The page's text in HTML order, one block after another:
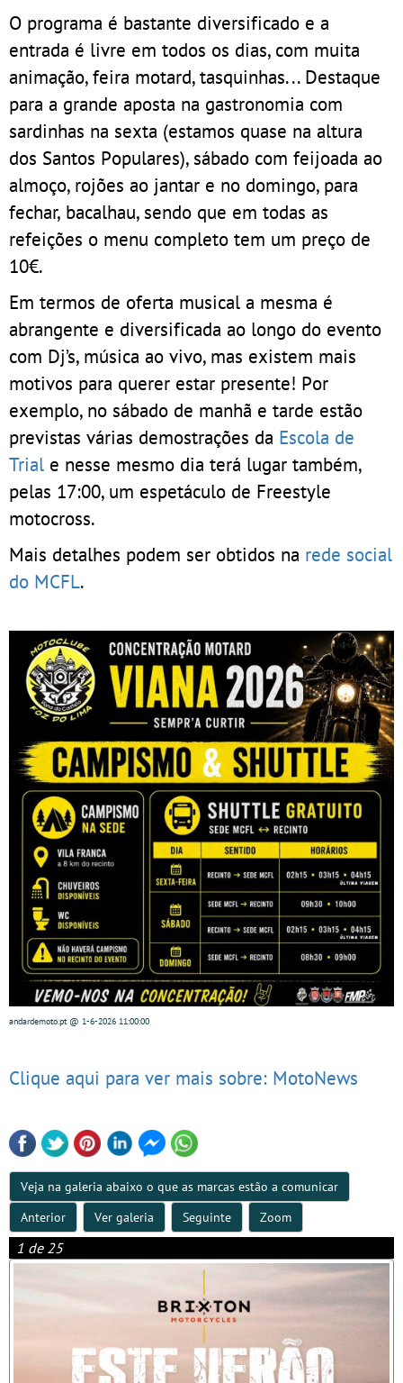
O programa é bastante diversificado e a
entrada é livre em todos os dias, com muita
animação, feira motard, tasquinhas... Destaque
para a grande aposta na gastronomia com
sardinhas na sexta (estamos quase na altura
dos Santos Populares), sábado com feijoada ao
almoço, rojões ao jantar e no domingo, para
fechar, bacalhau, sendo que em todas as
refeições o menu completo tem um preço de
10€.
Em termos de oferta musical a mesma é
abrangente e diversificada ao longo do evento
com Dj’s, música ao vivo, mas existem mais
motivos para querer estar presente! Por
exemplo, no sábado de manhã e tarde estão
previstas várias demostrações da Escola de
Trial e nesse mesmo dia terá lugar também,
pelas 17:00, um espetáculo de Freestyle
motocross.
Mais detalhes podem ser obtidos na rede social
do MCFL.
andardemoto.pt@ 1-6-2026 11:00:00
Clique aqui para ver mais sobre: MotoNews
Veja na galeria abaixo o que as marcas estão a comunicar
Anterior
Ver galeria Seguinte Zoom
1 de 25